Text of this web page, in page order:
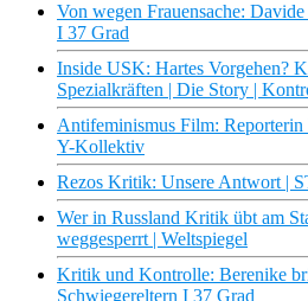
Von wegen Frauensache:
I 37 Grad
Inside USK: Hartes Vorgehen?
Spezialkräften | Die Story |
Antifeminismus Film:
Y-Kollektiv
Rezos Kritik: Unsere Antwort |
Wer in Russland Kritik übt am
weggesperrt | Weltspiegel
Kritik und Kontrolle: Berenike
Schwiegereltern I 37 Grad